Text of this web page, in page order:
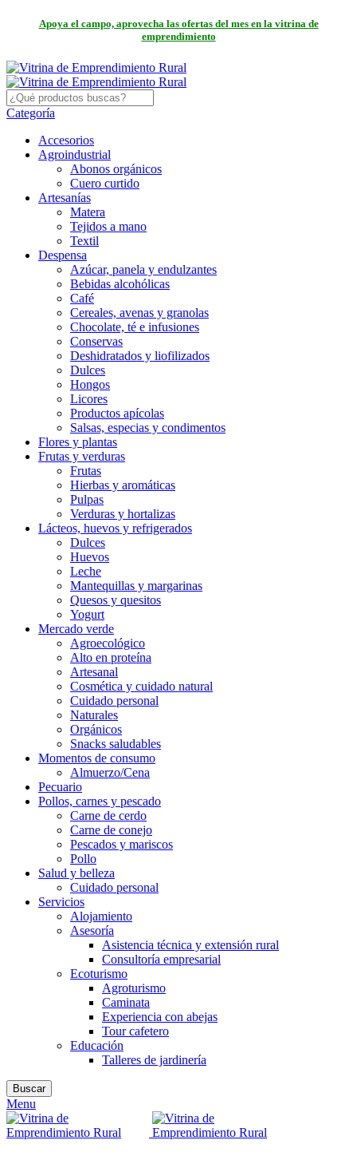
Apoya el campo, aprovecha las ofertas del mes en la vitrina de
emprendimiento
Categoría
Accesorios
Agroindustrial
Abonos orgánicos
Cuero curtido
Artesanías
Matera
Tejidos a mano
Textil
Despensa
Azúcar, panela y endulzantes
Bebidas alcohólicas
Café
Cereales, avenas y granolas
Chocolate, té e infusiones
Conservas
Deshidratados y liofilizados
Dulces
Hongos
Licores
Productos apícolas
Salsas, especias y condimentos
Flores y plantas
Frutas y verduras
Frutas
Hierbas y aromáticas
Pulpas
Verduras y hortalizas
Lácteos, huevos y refrigerados
Dulces
Huevos
Leche
Mantequillas y margarinas
Quesos y quesitos
Yogurt
Mercado verde
Agroecológico
Alto en proteína
Artesanal
Cosmética y cuidado natural
Cuidado personal
Naturales
Orgánicos
Snacks saludables
Momentos de consumo
Almuerzo/Cena
Pecuario
Pollos, carnes y pescado
Carne de cerdo
Carne de conejo
Pescados y mariscos
Pollo
Salud y belleza
Cuidado personal
Servicios
Alojamiento
Asesoría
Asistencia técnica y extensión rural
Consultoría empresarial
Ecoturismo
Agroturismo
Caminata
Experiencia con abejas
Tour cafetero
Educación
Talleres de jardinería
Buscar
Menu